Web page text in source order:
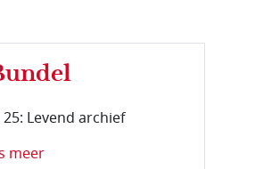
Levend archief
meer